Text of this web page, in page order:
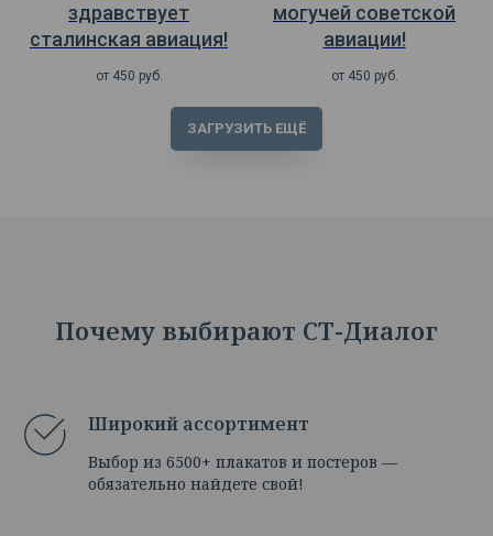
здравствует
сталинская авиация!
от 450 руб.
могучей советской
авиации!
от 450 руб.
ЗАГРУЗИТЬ ЕЩЁ
Почему выбирают СТ-Диалог
Широкий ассортимент
Выбор из 6500+ плакатов и постеров —
обязательно найдете свой!